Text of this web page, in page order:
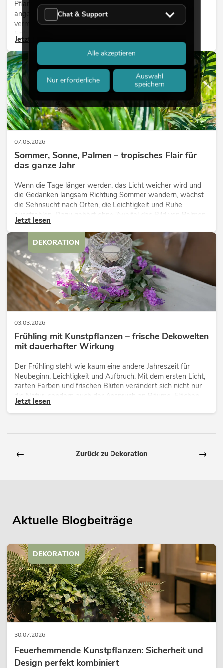
Pflanzen machen Räume lebendig. Sie schaffen eine
angenehme Atmosphäre, verbessern das Ambiente und
vermitteln Natürlichkeit. Ob in Hotels, Restaurants,
Einkaufszentren, Bürogebäuden oder auf Messeständen:
eine hochwertige Begrünung gehört heute längst zum
modernen Raumkonzept.
Jetzt lesen
07.05.2026
Sommer, Sonne, Palmen – tropisches Flair für
das ganze Jahr
Wenn die Tage länger werden, das Licht weicher wird und
die Gedanken langsam Richtung Sommer wandern, wächst
die Sehnsucht nach Orten, die Leichtigkeit und Ruhe
ausstrahlen. Dazu gehört ohne Zweifel das Bild von Palmen,
die sich sanft im warmen Wind bewegen, begleitet von
Licht, Weite und einem Gefühl von Freiheit.
Jetzt lesen
DEKORATION
03.03.2026
Frühling mit Kunstpflanzen – frische Dekowelten
mit dauerhafter Wirkung
Der Frühling steht wie kaum eine andere Jahreszeit für
Neubeginn, Leichtigkeit und Aufbruch. Mit dem ersten Licht,
zarten Farben und frischen Blüten verändert sich nicht nur
die Natur, sondern auch der Anspruch an Räume, Flächen
und Inszenierungen.
Jetzt lesen
DEKORATION
← Zurück zu Dekoration →
Aktuelle Blogbeiträge
30.07.2026
Feuerhemmende Kunstpflanzen: Sicherheit und
Design perfekt kombiniert
DEKORATION
Chat & Support
Nur erforderliche
Auswahl
speichern
Alle akzeptieren